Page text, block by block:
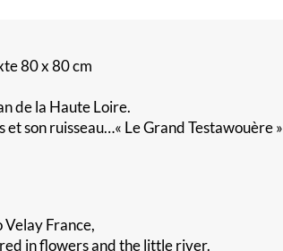
80 x 80 cm
de la Haute Loire.
son ruisseau…« Le Grand Testawouère »
Velay France,
in flowers and the little river.